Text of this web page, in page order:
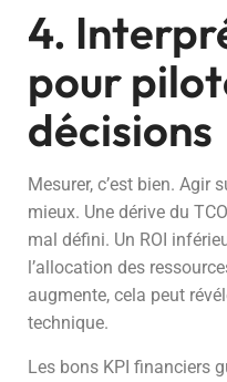
4.
pour
décisions
Mesurer, c’est bien. Agir
mieux. Une dérive du
mal défini. Un ROI
l’allocation des
augmente, cela peut
technique.
Les bons KPI financiers